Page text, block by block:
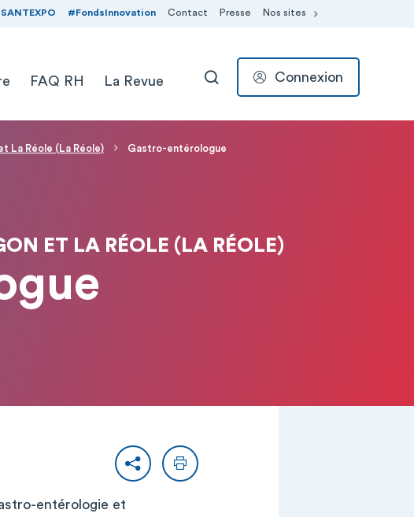
#FondsInnovation Contact Presse Nos sites
FAQ RH La Revue RECHERCHER
Connexion
La Réole (La Réole) Gastro-entérologue
ET LA RÉOLE (LA RÉOLE)
PartagerImprimer
entérologie et